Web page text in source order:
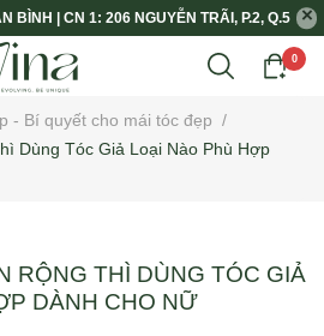
BÌNH | CN 1: 206 NGUYỄN TRÃI, P.2, Q.5
0
- Bí quyết cho mái tóc đẹp /
Dùng Tóc Giả Loại Nào Phù Hợp
RỘNG THÌ DÙNG TÓC GIẢ
DÀNH CHO NỮ